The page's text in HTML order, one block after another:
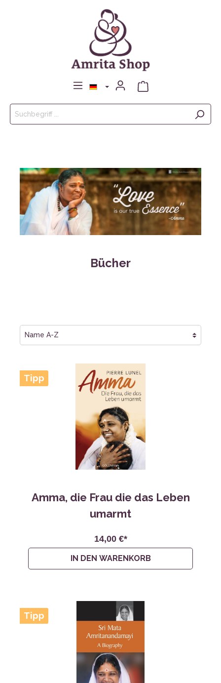
Bücher
Tipp
Amma, die Frau die das Leben
umarmt
14,00 €*
IN DEN WARENKORB
Tipp